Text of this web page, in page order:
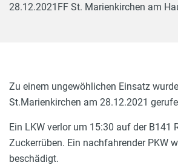
28.12.2021 FF St. Marienkirchen am
Zu einem ungewöhlichen Einsatz
St.Marienkirchen am 28.12.2021
Ein LKW verlor um 15:30 auf der B141
Zuckerrüben. Ein nachfahrender PKW
beschädigt.